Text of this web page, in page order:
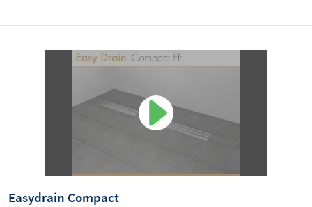
Easydrain Compact